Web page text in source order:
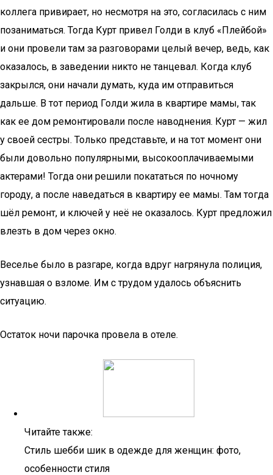
коллега привирает, но несмотря на это, согласилась с ним
позаниматься. Тогда Курт привел Голди в клуб «Плейбой»
и они провели там за разговорами целый вечер, ведь, как
оказалось, в заведении никто не танцевал. Когда клуб
закрылся, они начали думать, куда им отправиться
дальше. В тот период Голди жила в квартире мамы, так
как ее дом ремонтировали после наводнения. Курт — жил
у своей сестры. Только представьте, и на тот момент они
были довольно популярными, высокооплачиваемыми
актерами! Тогда они решили покататься по ночному
городу, а после наведаться в квартиру ее мамы. Там тогда
шёл ремонт, и ключей у неё не оказалось. Курт предложил
влезть в дом через окно.
Веселье было в разгаре, когда вдруг нагрянула полиция,
узнавшая о взломе. Им с трудом удалось объяснить
ситуацию.
Остаток ночи парочка провела в отеле.
Читайте также:
Стиль шебби шик в одежде для женщин: фото,
особенности стиля